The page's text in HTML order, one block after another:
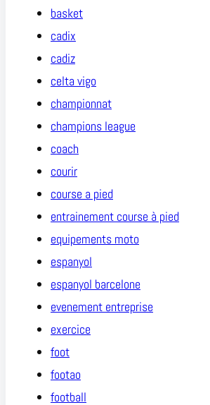
basket
cadix
cadiz
celta vigo
championnat
champions league
coach
courir
course a pied
entrainement course à pied
equipements moto
espanyol
espanyol barcelone
evenement entreprise
exercice
foot
footao
football